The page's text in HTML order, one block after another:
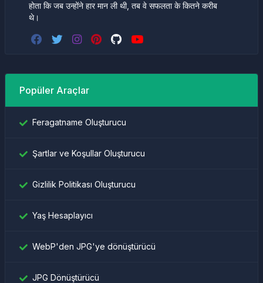
होता कि जब उन्होंने हार मान ली थी, तब वे सफलता के कितने करीब
थे।
Popüler Araçlar
Feragatname Oluşturucu
Şartlar ve Koşullar Oluşturucu
Gizlilik Politikası Oluşturucu
Yaş Hesaplayıcı
WebP'den JPG'ye dönüştürücü
JPG Dönüştürücü